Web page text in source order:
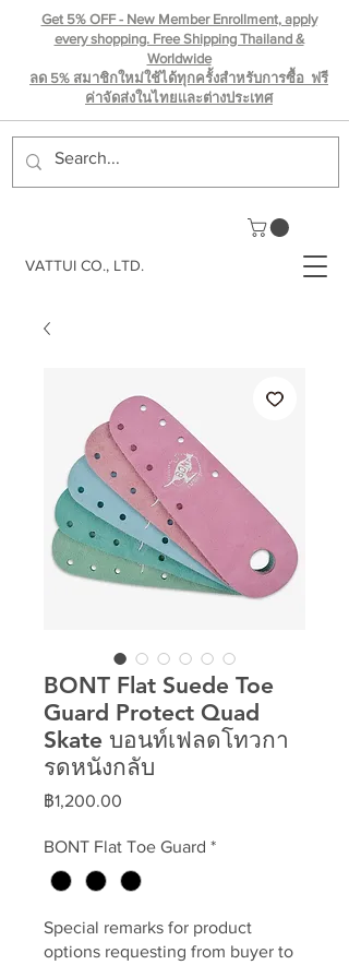
VATTUI CO., LTD.
Get 5% OFF - New Member Enrollment, apply
every shopping. Free Shipping Thailand &
Worldwide
ลด 5% สมาชิกใหม่ใช้ได้ทุกครั้งสำหรับการซื้อ ฟรี
ค่าจัดส่งในไทยเเละต่างประเทศ
BONT Flat Suede Toe
Guard Protect Quad
Skate บอนท์เฟลดโทวกา
รดหนังกลับ
฿1,200.00
BONT Flat Toe Guard *
Special remarks for product
options requesting from buyer to